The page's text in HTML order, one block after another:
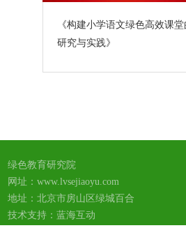
《构建小学语文绿色高效课
研究与实践》
绿色教育研究院
网址：www.lvsejiaoyu.com
地址：北京市房山区绿城百合
技术支持： 蓝海互动